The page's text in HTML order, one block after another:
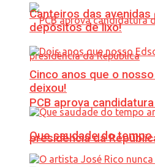
PCB aprova
presidência da
Canteiros das
depósitos de lixo!
Cinco anos que o
deixou!
Que saudade do tempo